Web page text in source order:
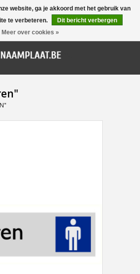
0 Artikelen - €0,00
website, ga je akkoord met het gebruik van
te verbeteren.
Dit bericht verbergen
Meer over cookies »